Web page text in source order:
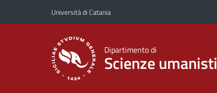
Vai al contenuto principale
Vai al menu di navigazione
Università di Catania
Dipartimento di
Scienze